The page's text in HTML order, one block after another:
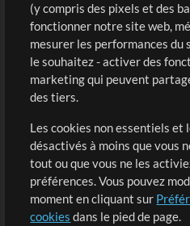
Boutique
Acheter des crédits
Contenu gratuit
Demander les pistes
Extras
Sessions
Soumettre votre contenu
(y compris des pixels et des
fonctionner notre site web,
mesurer les performances du
le souhaitez - activer des
marketing qui peuvent
des tiers.
Les cookies non essentiels et
désactivés à moins que vous
tout ou que vous ne les
préférences. Vous pouvez
moment en cliquant sur
cookies dans le pied de page.